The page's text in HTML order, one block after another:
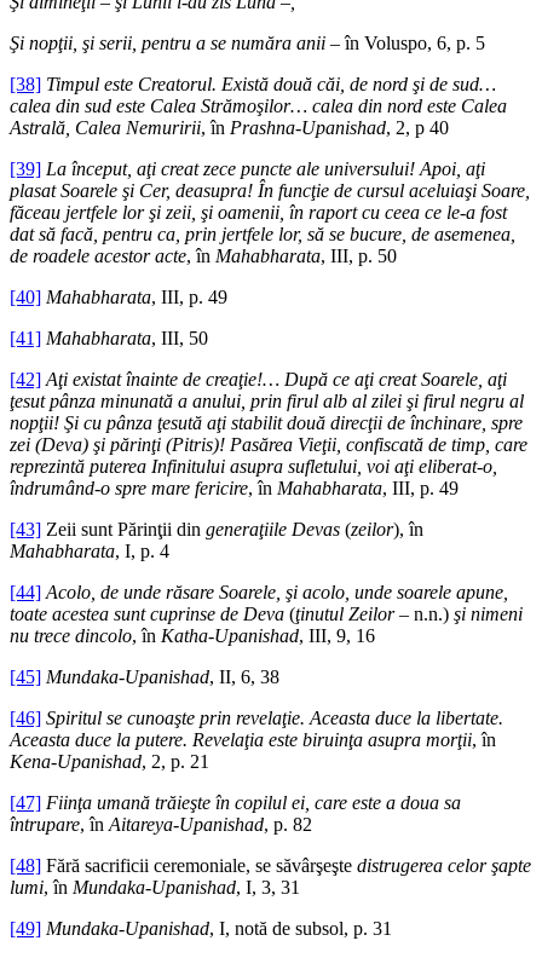
Şi nopţii, şi serii, pentru a se număra anii – în Voluspo, 6, p. 5
[38] Timpul este Creatorul. Există două căi, de nord şi de sud…
calea din sud este Calea Strămoşilor… calea din nord este Calea
Astrală, Calea Nemuririi, în Prashna-Upanishad, 2, p 40
[39] La început, aţi creat zece puncte ale universului! Apoi, aţi
plasat Soarele şi Cer, deasupra! În funcţie de cursul aceluiaşi Soare,
făceau jertfele lor şi zeii, şi oamenii, în raport cu ceea ce le-a fost
dat să facă, pentru ca, prin jertfele lor, să se bucure, de asemenea,
de roadele acestor acte, în Mahabharata, III, p. 50
[40] Mahabharata, III, p. 49
[41] Mahabharata, III, 50
[42] Aţi existat înainte de creaţie!… După ce aţi creat Soarele, aţi
ţesut pânza minunată a anului, prin firul alb al zilei şi firul negru al
nopţii! Şi cu pânza ţesută aţi stabilit două direcţii de închinare, spre
zei (Deva) şi părinţi (Pitris)! Pasărea Vieţii, confiscată de timp, care
reprezintă puterea Infinitului asupra sufletului, voi aţi eliberat-o,
îndrumând-o spre mare fericire, în Mahabharata, III, p. 49
[43] Zeii sunt Părinţii din generaţiile Devas (zeilor), în
Mahabharata, I, p. 4
[44] Acolo, de unde răsare Soarele, şi acolo, unde soarele apune,
toate acestea sunt cuprinse de Deva (ţinutul Zeilor– n.n.) şi nimeni
nu trece dincolo, în Katha-Upanishad, III, 9, 16
[45] Mundaka-Upanishad, II, 6, 38
[46] Spiritul se cunoaşte prin revelaţie. Aceasta duce la libertate.
Aceasta duce la putere. Revelaţia este biruinţa asupra morţii, în
Kena-Upanishad, 2, p. 21
[47] Fiinţa umană trăieşte în copilul ei, care este a doua sa
întrupare, în Aitareya-Upanishad, p. 82
[48] Fără sacrificii ceremoniale, se săvârşeşte distrugerea celor şapte
lumi, în Mundaka-Upanishad, I, 3, 31
[49] Mundaka-Upanishad, I, notă de subsol, p. 31